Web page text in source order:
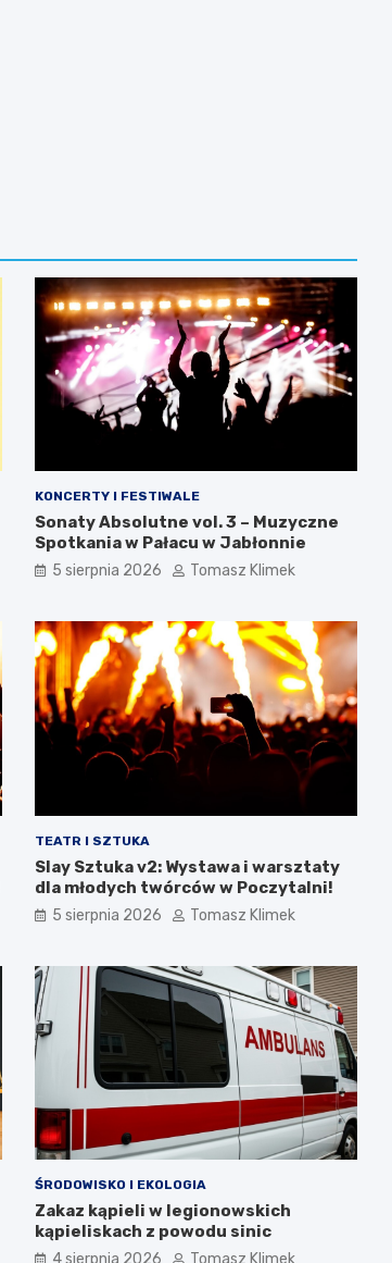
KONCERTY I FESTIWALE
Sonaty Absolutne vol. 3 – Muzyczne
Spotkania w Pałacu w Jabłonnie
5 sierpnia 2026 Tomasz Klimek
TEATR I SZTUKA
Slay Sztuka v2: Wystawa i warsztaty
dla młodych twórców w Poczytalni!
5 sierpnia 2026 Tomasz Klimek
ŚRODOWISKO I EKOLOGIA
Zakaz kąpieli w legionowskich
kąpieliskach z powodu sinic